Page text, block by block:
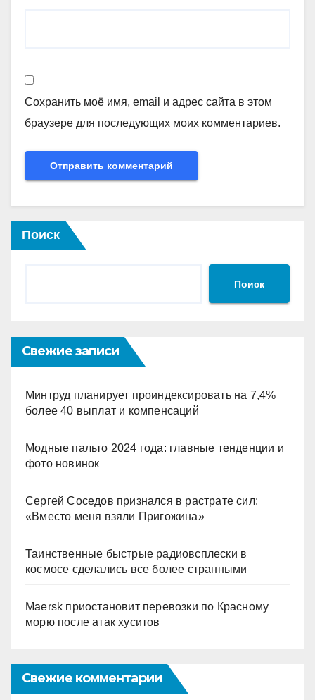
Сохранить моё имя, email и адрес сайта в этом
браузере для последующих моих комментариев.
Поиск
Поиск
Свежие записи
Минтруд планирует проиндексировать на 7,4%
более 40 выплат и компенсаций
Модные пальто 2024 года: главные тенденции и
фото новинок
Сергей Соседов признался в растрате сил:
«Вместо меня взяли Пригожина»
Таинственные быстрые радиовсплески в
космосе сделались все более странными
Maersk приостановит перевозки по Красному
морю после атак хуситов
Свежие комментарии